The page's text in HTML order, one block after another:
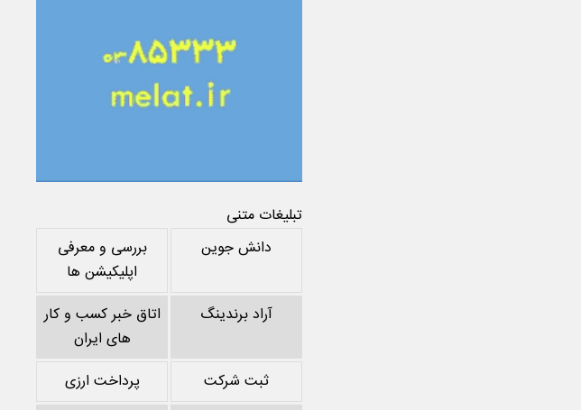
تبلیغات متنی
دانش جوین
بررسی و معرفی
اپلیکیشن ها
آراد برندینگ
اتاق خبر کسب و کار
های ایران
ثبت شرکت
پرداخت ارزی